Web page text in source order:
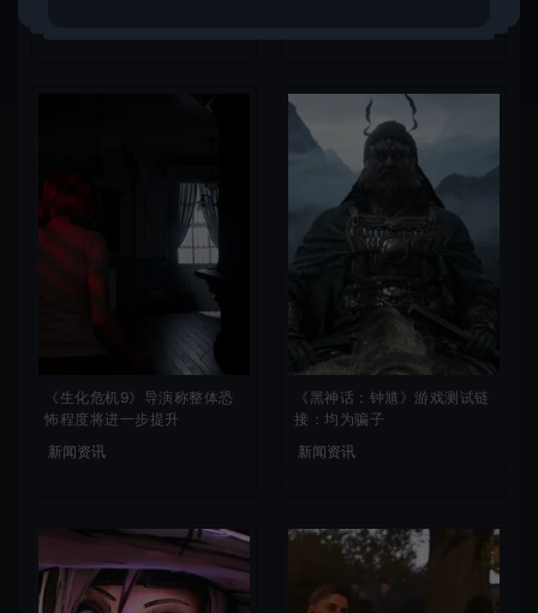
《生化危机9》导演称整体恐
怖程度将进一步提升
新闻资讯
《黑神话：钟馗》游戏测试链
接：均为骗子
新闻资讯